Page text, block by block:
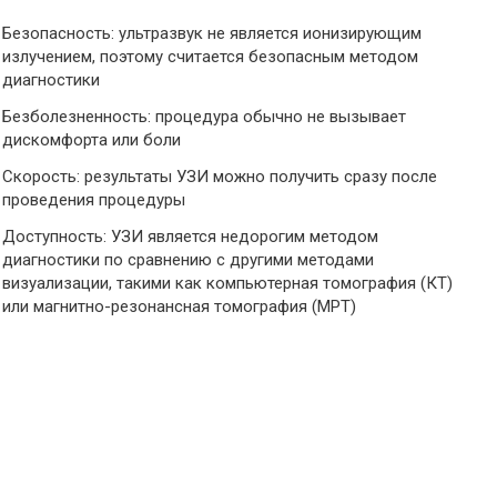
Безопасность: ультразвук не является ионизирующим
излучением, поэтому считается безопасным методом
диагностики
Безболезненность: процедура обычно не вызывает
дискомфорта или боли
Скорость: результаты УЗИ можно получить сразу после
проведения процедуры
Доступность: УЗИ является недорогим методом
диагностики по сравнению с другими методами
визуализации, такими как компьютерная томография (КТ)
или магнитно-резонансная томография (МРТ)